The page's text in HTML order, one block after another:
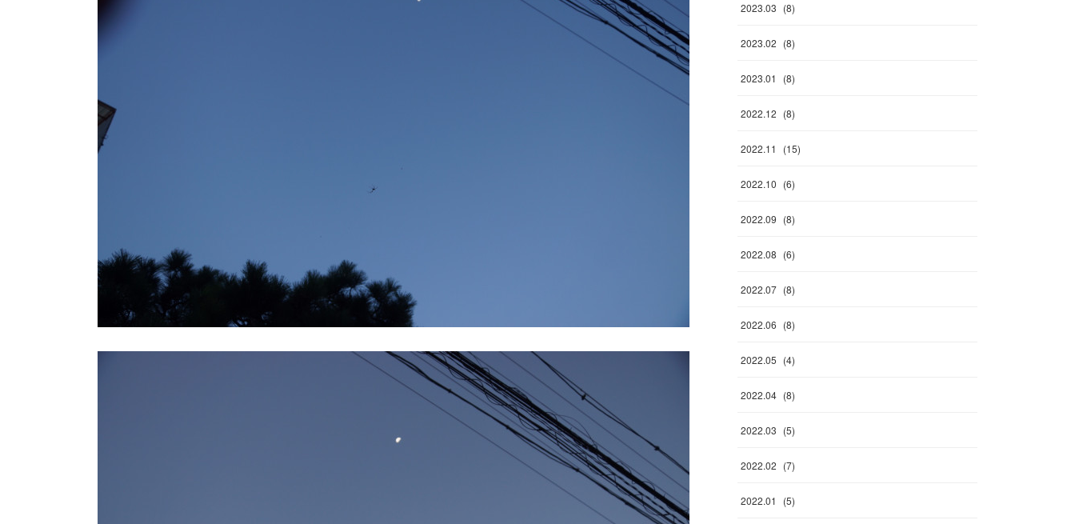
2023.03 (8)
2023.02 (8)
2023.01 (8)
2022.12 (8)
2022.11 (15)
2022.10 (6)
2022.09 (8)
2022.08 (6)
2022.07 (8)
2022.06 (8)
2022.05 (4)
2022.04 (8)
2022.03 (5)
2022.02 (7)
2022.01 (5)